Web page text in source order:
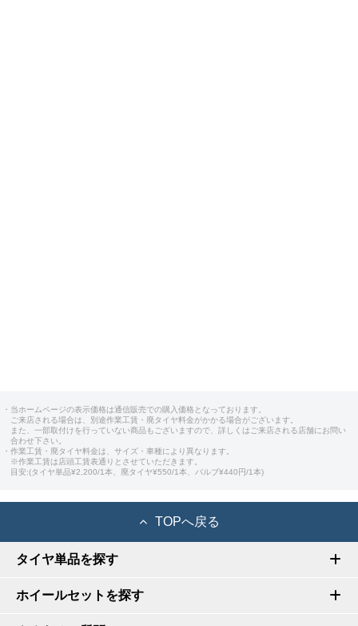
・当ホームページの表示価格は通信販売での購入価格となっております。
ご来店される場合は、別途作業工賃・廃タイヤ料金がかかる場合がございます。
また、一部取付けを行っていない商品もございますので、詳しくはご来店される店舗にお問い
合わせ下さい。
・作業工賃・廃タイヤ料金は、サイズ・車種により異なります。
※作業工賃は店頭工賃表通りとさせていただきます。
目安:(タイヤ単品¥2,200/1本、廃タイヤ¥550/1本、バルブ¥440円/1本)
TOPへ戻る
タイヤ単品を探す
ホイールセットを探す